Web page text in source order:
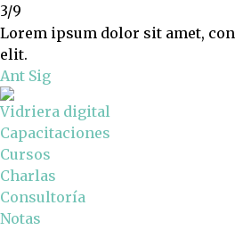
3/9
Lorem ipsum dolor sit amet,
elit.
Ant Sig
Vidriera digital
Capacitaciones
Cursos
Charlas
Consultoría
Notas